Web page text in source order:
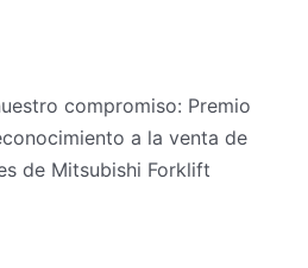
compromiso: Premio
a la venta de
de Mitsubishi Forklift